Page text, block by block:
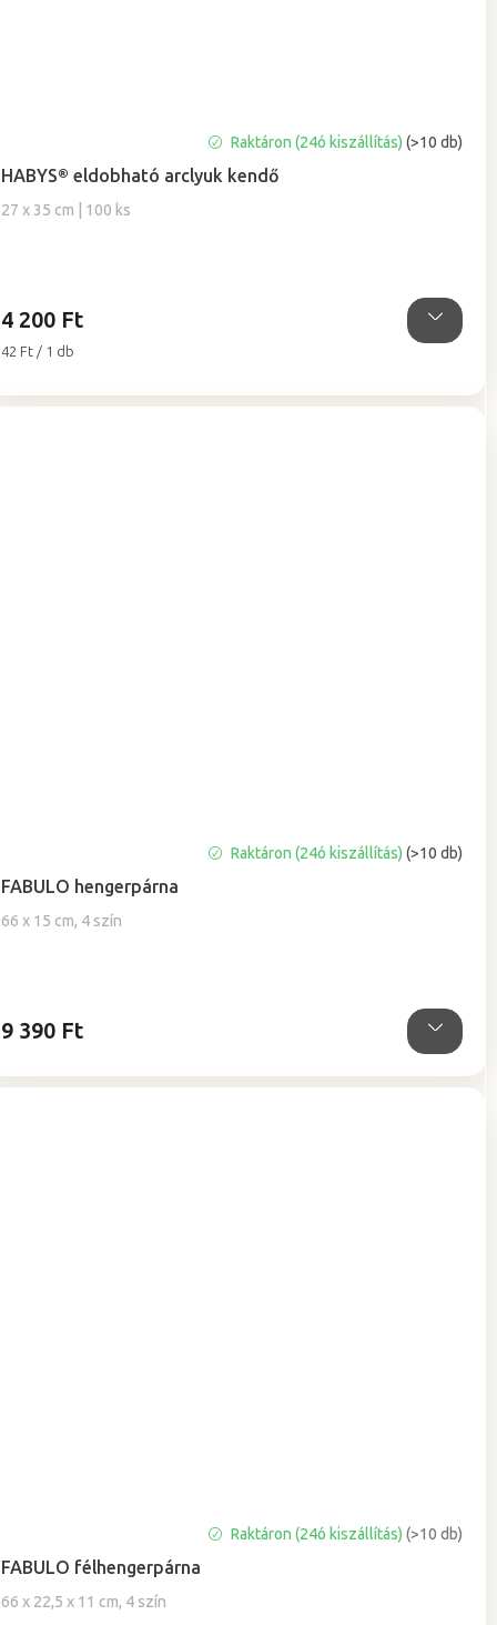
HABYS® eldobható arclyuk kendő
27 x 35 cm | 100 ks
átlagos
értékelése
Raktáron (24ó kiszállítás)(>10 db)
4 200 Ft
Egységár:
42 Ft / 1 db
FABULO hengerpárna
66 x 15 cm, 4 szín
átlagos
értékelése
Raktáron (24ó kiszállítás)(>10 db)
9 390 Ft
FABULO félhengerpárna
66 x 22,5 x 11 cm, 4 szín
átlagos
értékelése
Raktáron (24ó kiszállítás)(>10 db)